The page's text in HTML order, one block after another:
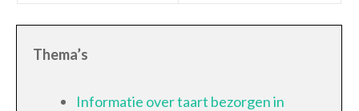
Thema’s
Informatie over taart bezorgen in